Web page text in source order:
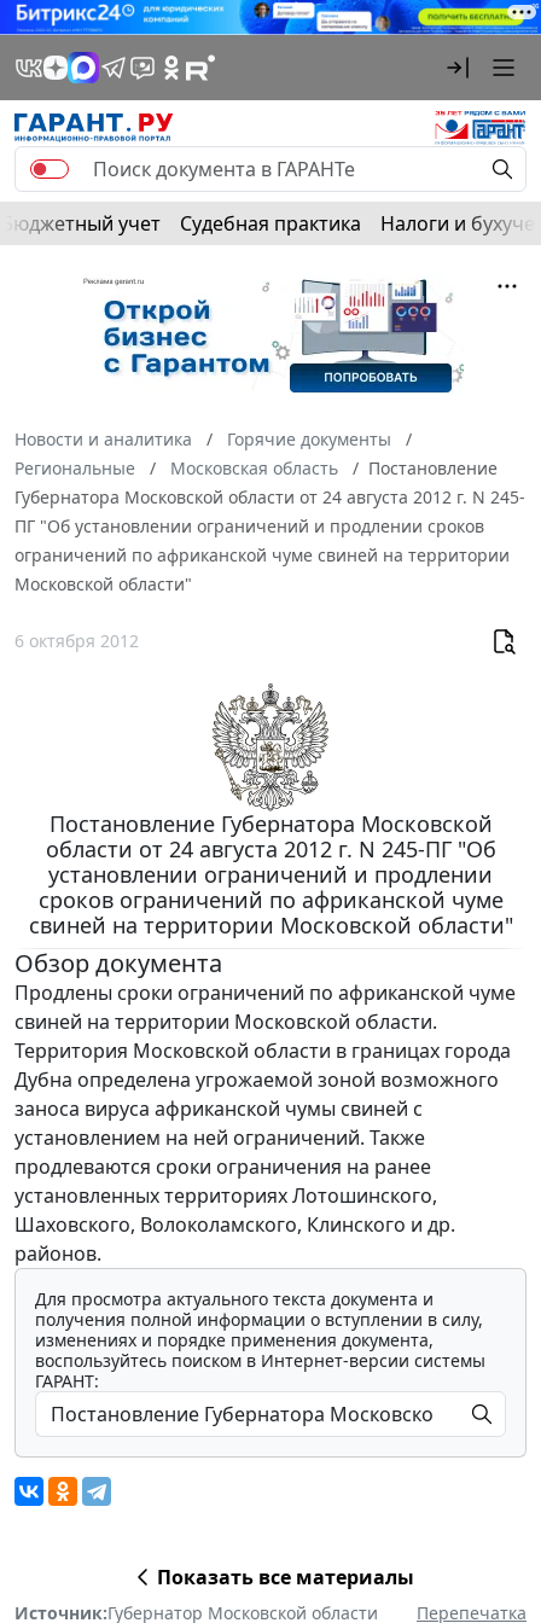
Бюджетный учет Судебная практика Налоги и
Новости и аналитика
Горячие документы
Региональные
Московская область
Постановление
Губернатора Московской области от 24 августа 2012 г. N 245-
ПГ "Об установлении ограничений и продлении сроков
ограничений по африканской чуме свиней на территории
Московской области"
6 октября 2012
Постановление Губернатора Московской
области от 24 августа 2012 г. N 245-ПГ "Об
установлении ограничений и продлении
сроков ограничений по африканской чуме
свиней на территории Московской области"
Обзор документа
Продлены сроки ограничений по африканской чуме
свиней на территории Московской области.
Территория Московской области в границах города
Дубна определена угрожаемой зоной возможного
заноса вируса африканской чумы свиней с
установлением на ней ограничений. Также
продлеваются сроки ограничения на ранее
установленных территориях Лотошинского,
Шаховского, Волоколамского, Клинского и др.
районов.
Для просмотра актуального текста документа и
получения полной информации о вступлении в силу,
изменениях и порядке применения документа,
воспользуйтесь поиском в Интернет-версии системы
ГАРАНТ:
Показать все материалы
Источник:Губернатор Московской области Перепечатка